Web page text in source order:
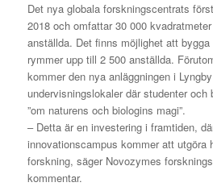
Det nya globala forskningscentrats
2018 och omfattar 30 000
anställda. Det finns möjlighet att
rymmer upp till 2 500 anställda.
kommer den nya anläggningen i
undervisningslokaler där studenter och
”om naturens och biologins magi”.
– Detta är en investering i framtiden,
innovationscampus kommer att utgöra
forskning, säger Novozymes
kommentar.